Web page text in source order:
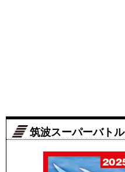
筑波スーパーバトル